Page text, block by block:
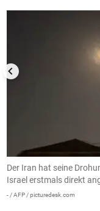
Der Iran hat seine
Israel erstmals direkt
- / AFP / picturedesk.com